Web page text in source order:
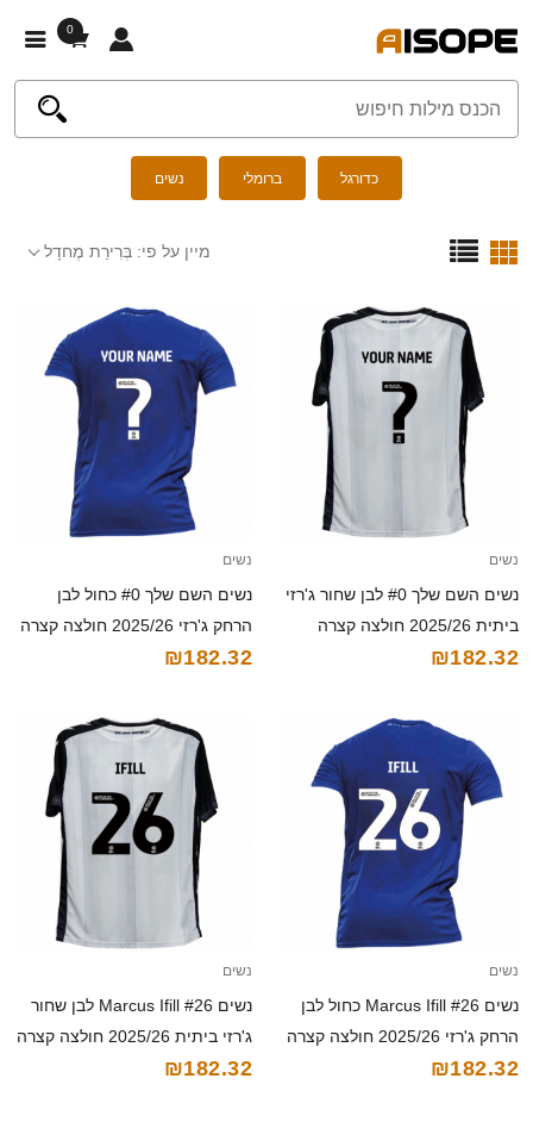
0
כדורגל ברומלי נשים
מיין על פי: בְּרִירַת מֶחדָל
נשים
נשים השם שלך #0 לבן שחור ג'רזי
ביתית 2025/26 חולצה קצרה
₪182.32
נשים
נשים השם שלך #0 כחול לבן
הרחק ג'רזי 2025/26 חולצה קצרה
₪182.32
נשים
נשים Marcus Ifill #26 כחול לבן
הרחק ג'רזי 2025/26 חולצה קצרה
₪182.32
נשים
נשים Marcus Ifill #26 לבן שחור
ג'רזי ביתית 2025/26 חולצה קצרה
₪182.32